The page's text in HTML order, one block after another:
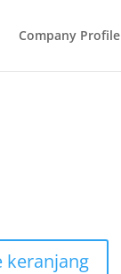
Company Profile
keranjang